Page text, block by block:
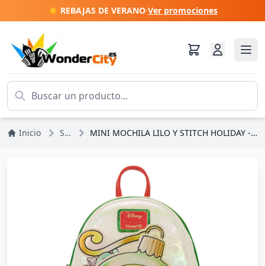
☀️ REBAJAS DE VERANO·Ver promociones
Inicio Stitch MINI MOCHILA LILO Y STITCH HOLIDAY - DISNEY LOUNGEFLY